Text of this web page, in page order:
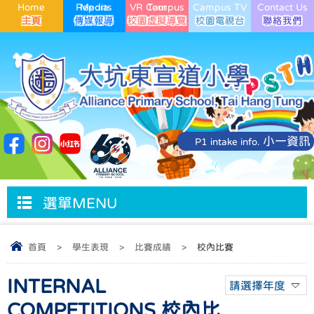
Home Media Reports VR Campus Tour Campus TV Contact Us
P1 intake info. 小一資訊
選單MENU
首頁 > 學生表現 > 比賽成績 > 校內比賽
請選擇年度
INTERNAL